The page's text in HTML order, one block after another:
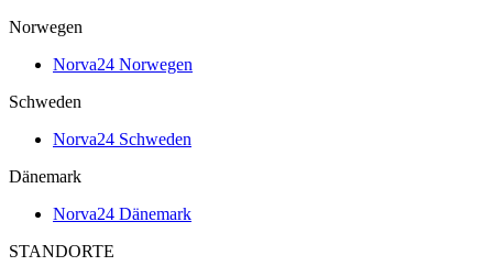
Norwegen
Norva24 Norwegen
Schweden
Norva24 Schweden
Dänemark
Norva24 Dänemark
STANDORTE